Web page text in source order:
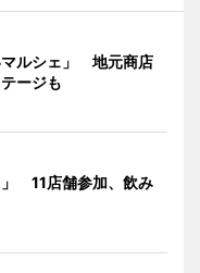
マルシェ」 地元商店
ージも
11店舗参加、飲み